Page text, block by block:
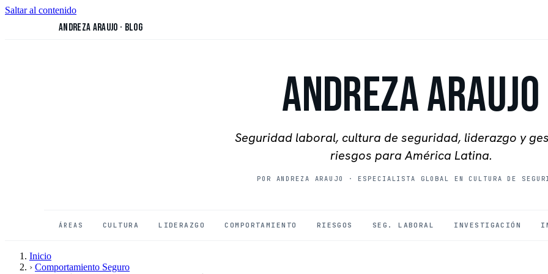
Saltar al contenido
Andreza Araujo · Blog
Andreza Araujo
Seguridad laboral, cultura de seguridad, liderazgo y
riesgos para América Latina.
POR ANDREZA ARAUJO · ESPECIALISTA GLOBAL EN CULTURA DE
ÁREAS CULTURA LIDERAZGO COMPORTAMIENTO RIESGOS SEG. LABORAL INVESTIGACIÓN
Inicio
› Comportamiento Seguro